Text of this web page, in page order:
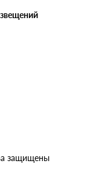
защищены